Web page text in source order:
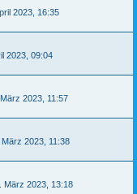
2023, 16:35
2023, 09:04
2023, 11:57
2023, 11:38
März 2023, 13:18